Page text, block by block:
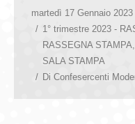
martedì 17 Gennaio 2023
1° trimestre 2023 -
RASSEGNA STAMPA
SALA STAMPA
Di Confesercenti